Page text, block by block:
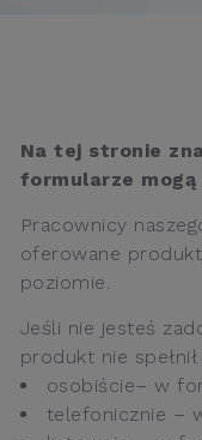
Na tej stronie
formularze
Pracownicy
oferowane
poziomie.
Jeśli nie jesteś
produkt nie
osobiście– w
telefonicznie –